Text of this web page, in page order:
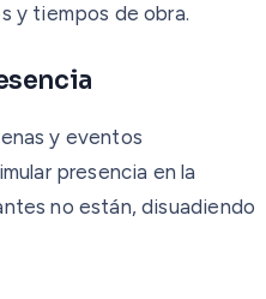
y tiempos de obra.
y eventos
presencia en la
no están, disuadiendo